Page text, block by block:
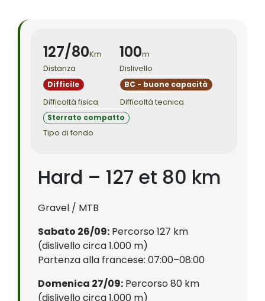
127/80Km
Distanza
100m
Dislivello
Difficile
Difficoltà fisica
BC - buone capacità
Difficoltà tecnica
Sterrato compatto
Tipo di fondo
Hard – 127 et 80 km
Gravel / MTB
Sabato 26/09: Percorso 127 km
(dislivello circa 1.000 m)
Partenza alla francese: 07:00–08:00
Domenica 27/09: Percorso 80 km
(dislivello circa 1.000 m)